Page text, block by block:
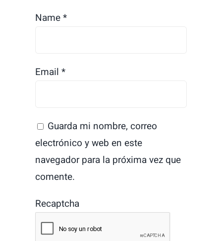
Name*
Email *
Guarda mi nombre, correo
electrónico y web en este
navegador para la próxima vez que
comente.
Recaptcha